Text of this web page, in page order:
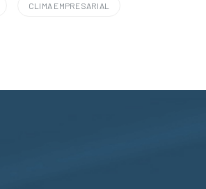
CLIMA EMPRESARIAL